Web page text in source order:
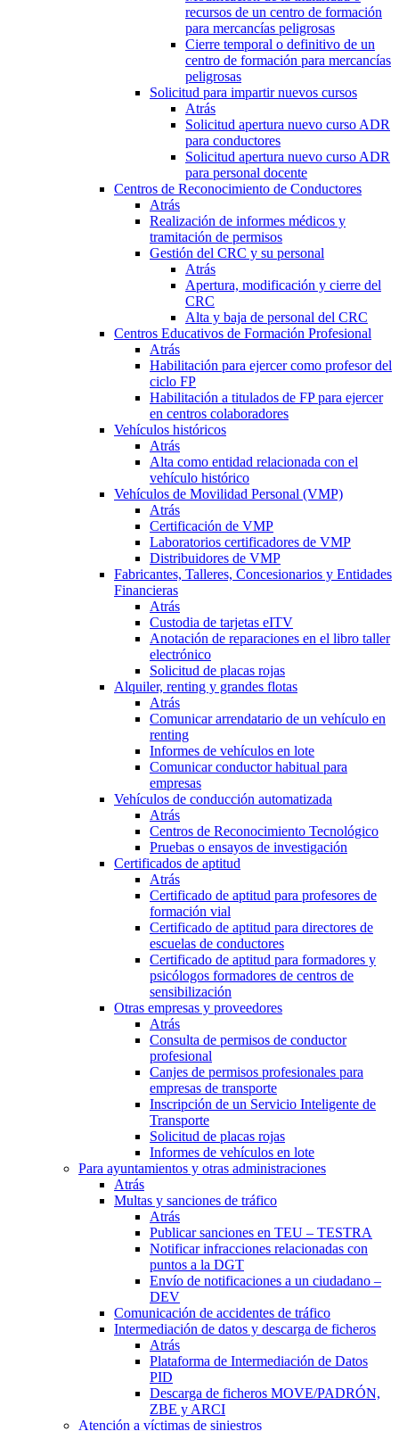
recursos de un centro de formación
para mercancías peligrosas
Cierre temporal o definitivo de un
centro de formación para mercancías
peligrosas
Solicitud para impartir nuevos cursos
Atrás
Solicitud apertura nuevo curso ADR
para conductores
Solicitud apertura nuevo curso ADR
para personal docente
Centros de Reconocimiento de Conductores
Atrás
Realización de informes médicos y
tramitación de permisos
Gestión del CRC y su personal
Atrás
Apertura, modificación y cierre del
CRC
Alta y baja de personal del CRC
Centros Educativos de Formación Profesional
Atrás
Habilitación para ejercer como profesor del
ciclo FP
Habilitación a titulados de FP para ejercer
en centros colaboradores
Vehículos históricos
Atrás
Alta como entidad relacionada con el
vehículo histórico
Vehículos de Movilidad Personal (VMP)
Atrás
Certificación de VMP
Laboratorios certificadores de VMP
Distribuidores de VMP
Fabricantes, Talleres, Concesionarios y Entidades
Financieras
Atrás
Custodia de tarjetas eITV
Anotación de reparaciones en el libro taller
electrónico
Solicitud de placas rojas
Alquiler, renting y grandes flotas
Atrás
Comunicar arrendatario de un vehículo en
renting
Informes de vehículos en lote
Comunicar conductor habitual para
empresas
Vehículos de conducción automatizada
Atrás
Centros de Reconocimiento Tecnológico
Pruebas o ensayos de investigación
Certificados de aptitud
Atrás
Certificado de aptitud para profesores de
formación vial
Certificado de aptitud para directores de
escuelas de conductores
Certificado de aptitud para formadores y
psicólogos formadores de centros de
sensibilización
Otras empresas y proveedores
Atrás
Consulta de permisos de conductor
profesional
Canjes de permisos profesionales para
empresas de transporte
Inscripción de un Servicio Inteligente de
Transporte
Solicitud de placas rojas
Informes de vehículos en lote
Para ayuntamientos y otras administraciones
Atrás
Multas y sanciones de tráfico
Atrás
Publicar sanciones en TEU – TESTRA
Notificar infracciones relacionadas con
puntos a la DGT
Envío de notificaciones a un ciudadano –
DEV
Comunicación de accidentes de tráfico
Intermediación de datos y descarga de ficheros
Atrás
Plataforma de Intermediación de Datos
PID
Descarga de ficheros MOVE/PADRÓN,
ZBE y ARCI
Atención a víctimas de siniestros